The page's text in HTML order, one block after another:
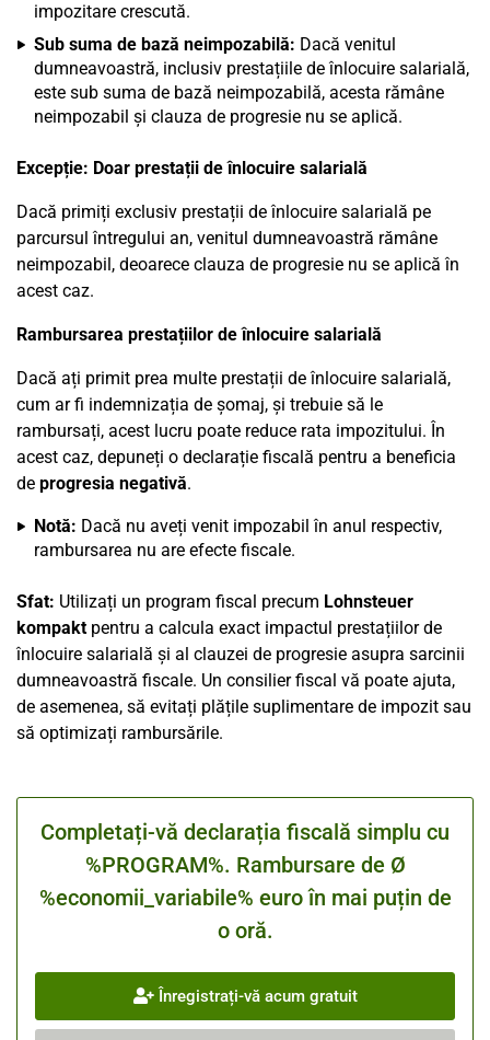
impozitare crescută.
Sub suma de bază neimpozabilă: Dacă venitul
dumneavoastră, inclusiv prestațiile de înlocuire salarială,
este sub suma de bază neimpozabilă, acesta rămâne
neimpozabil și clauza de progresie nu se aplică.
Excepție: Doar prestații de înlocuire salarială
Dacă primiți exclusiv prestații de înlocuire salarială pe
parcursul întregului an, venitul dumneavoastră rămâne
neimpozabil, deoarece clauza de progresie nu se aplică în
acest caz.
Rambursarea prestațiilor de înlocuire salarială
Dacă ați primit prea multe prestații de înlocuire salarială,
cum ar fi indemnizația de șomaj, și trebuie să le
rambursați, acest lucru poate reduce rata impozitului. În
acest caz, depuneți o declarație fiscală pentru a beneficia
de progresia negativă.
Notă: Dacă nu aveți venit impozabil în anul respectiv,
rambursarea nu are efecte fiscale.
Sfat: Utilizați un program fiscal precum Lohnsteuer
kompaktpentru a calcula exact impactul prestațiilor de
înlocuire salarială și al clauzei de progresie asupra sarcinii
dumneavoastră fiscale. Un consilier fiscal vă poate ajuta,
de asemenea, să evitați plățile suplimentare de impozit sau
să optimizați rambursările.
Completați-vă declarația fiscală simplu cu
%PROGRAM%. Rambursare de Ø
%economii_variabile% euro în mai puțin de
o oră.
Înregistrați-vă acum gratuit